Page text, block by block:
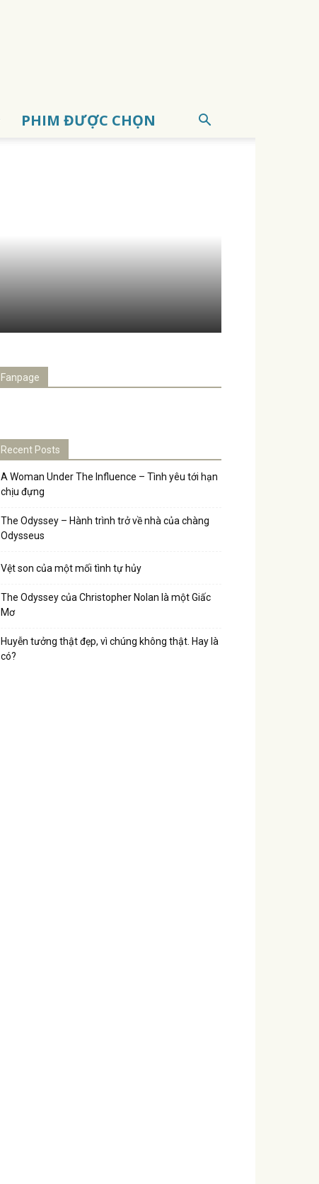
PHIM ĐƯỢC CHỌN
Fanpage
Recent Posts
A Woman Under The Influence – Tình yêu tới hạn
chịu đựng
The Odyssey – Hành trình trở về nhà của chàng
Odysseus
Vệt son của một mối tình tự hủy
The Odyssey của Christopher Nolan là một Giấc
Mơ
Huyễn tưởng thật đẹp, vì chúng không thật. Hay là
có?